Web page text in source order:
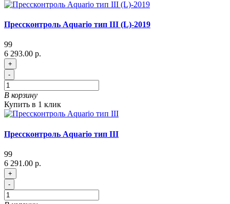
Прессконтроль Aquario тип III (L)-2019
99
6 293.00 р.
+
-
В корзину
Купить в 1 клик
Прессконтроль Aquario тип III
99
6 291.00 р.
+
-